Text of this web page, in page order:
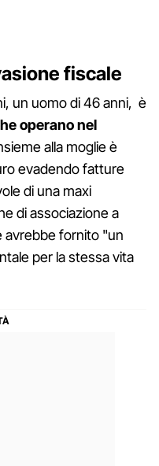
fiscale
un uomo di 46 anni, è
operano nel
alla moglie è
evadendo fatture
di una maxi
di associazione a
avrebbe fornito "un
per la stessa vita